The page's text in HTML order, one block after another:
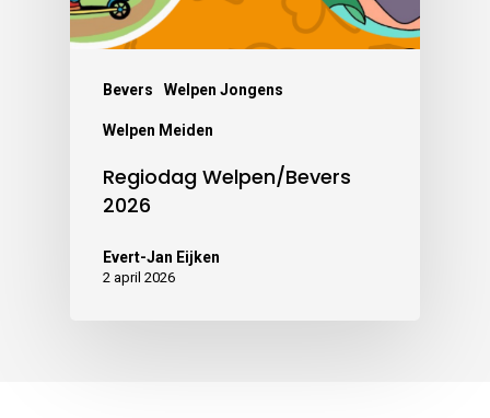
Bevers Welpen Jongens
Welpen Meiden
Regiodag Welpen/Bevers
2026
Evert-Jan Eijken
2 april 2026